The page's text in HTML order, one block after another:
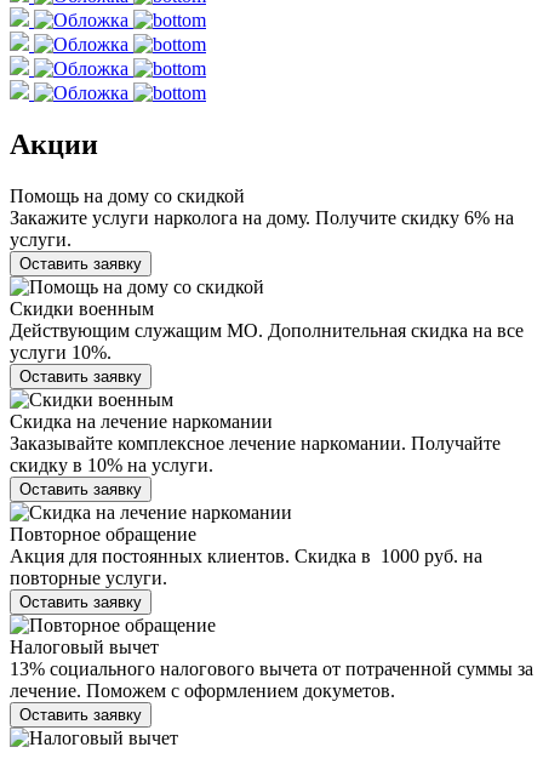
Акции
Помощь на дому со скидкой
Закажите услуги нарколога на дому. Получите скидку 6% на
услуги.
Оставить заявку
Скидки военным
Действующим служащим МО. Дополнительная скидка на все
услуги 10%.
Оставить заявку
Скидка на лечение наркомании
Заказывайте комплексное лечение наркомании. Получайте
скидку в 10% на услуги.
Оставить заявку
Повторное обращение
Акция для постоянных клиентов. Скидка в 1000 руб. на
повторные услуги.
Оставить заявку
Налоговый вычет
13% социального налогового вычета от потраченной суммы за
лечение. Поможем с оформлением докуметов.
Оставить заявку